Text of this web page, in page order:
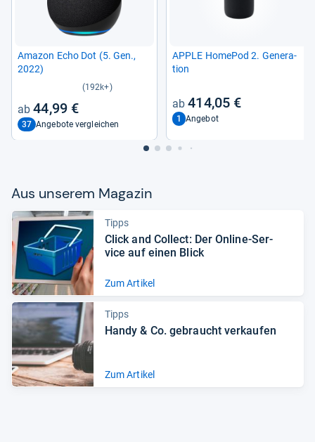
Ama­zon Echo Dot (5. Gen.,
2022)
(192k+)
44,99 €
37 Angebote vergleichen
APPLE Home­Pod 2. Gene­ra­
tion
414,05 €
1 Angebot
Aus unse­rem Maga­zin
Tipps
Click and Col­lect: Der Online-​Ser­
vice auf einen Blick
Zum Artikel
Tipps
Handy & Co. gebraucht ver­kau­fen
Zum Artikel